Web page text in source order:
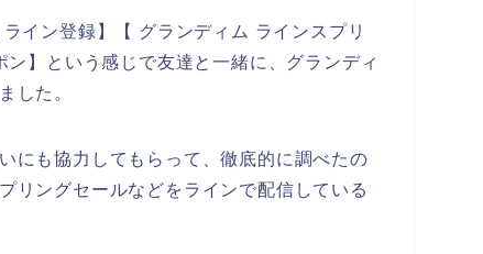
イン登録】【 グランディム ラインスプリ
】という感じで友達と一緒に、グランディ
した。
にも協力してもらって、徹底的に調べたの
リングセールなどをラインで配信している